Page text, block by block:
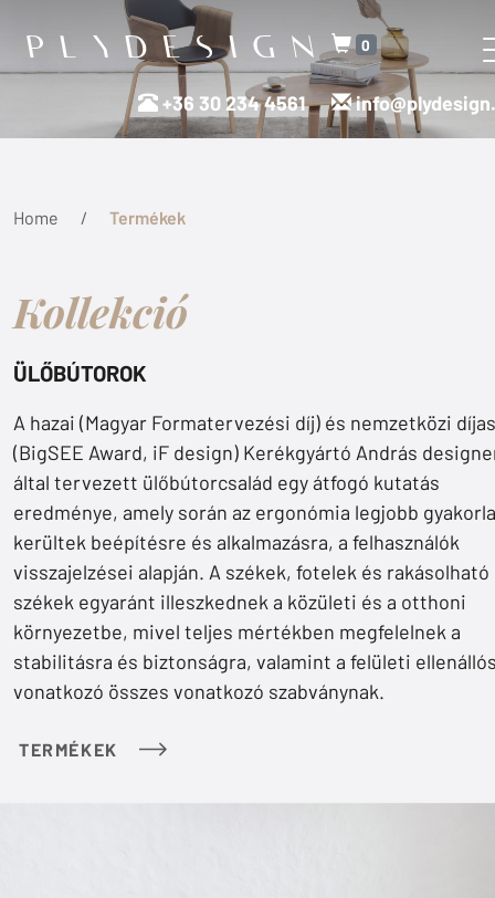
0
+36 30 234 4561
Home Termékek
Kollekció
ÜLŐBÚTOROK
A hazai (Magyar Formatervezési díj) és nemzetközi díjas
(BigSEE Award, iF design) Kerékgyártó András
által tervezett ülőbútorcsalád egy átfogó kutatás
eredménye, amely során az ergonómia legjobb
kerültek beépítésre és alkalmazásra, a felhasználók
visszajelzései alapján. A székek, fotelek és rakásolható
székek egyaránt illeszkednek a közületi és a otthoni
környezetbe, mivel teljes mértékben megfelelnek a
stabilitásra és biztonságra, valamint a felületi
vonatkozó összes vonatkozó szabványnak.
TERMÉKEK